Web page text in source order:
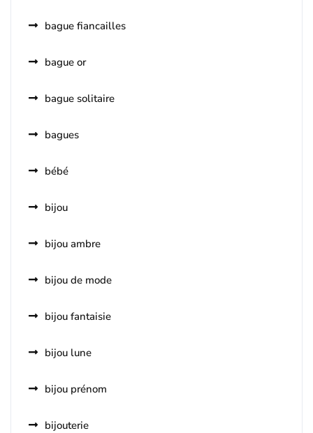
bague fiancailles
bague or
bague solitaire
bagues
bébé
bijou
bijou ambre
bijou de mode
bijou fantaisie
bijou lune
bijou prénom
bijouterie